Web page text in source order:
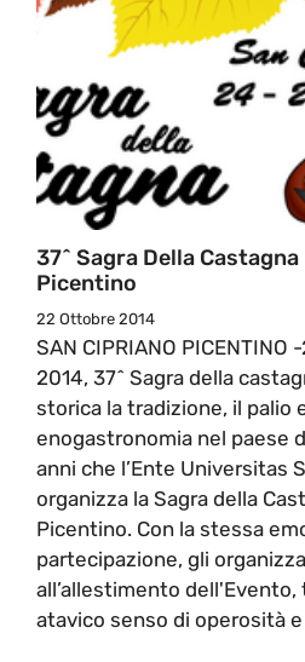
37^ Sagra Della
Picentino
22 Ottobre 2014
SAN CIPRIANO
2014, 37^ Sagra della
storica la tradizione, il palio
enogastronomia nel paese
anni che l’Ente Universitas
organizza la Sagra della
Picentino. Con la stessa
partecipazione, gli
all’allestimento
atavico senso di operosità